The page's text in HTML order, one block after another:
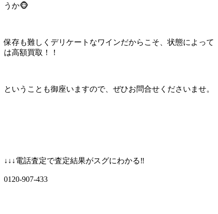
うか🐵
保存も難しくデリケートなワインだからこそ、状態によって
は高額買取！！
ということも御座いますので、ぜひお問合せくださいませ。
↓↓↓電話査定で査定結果がスグにわかる‼
0120‐907‐433